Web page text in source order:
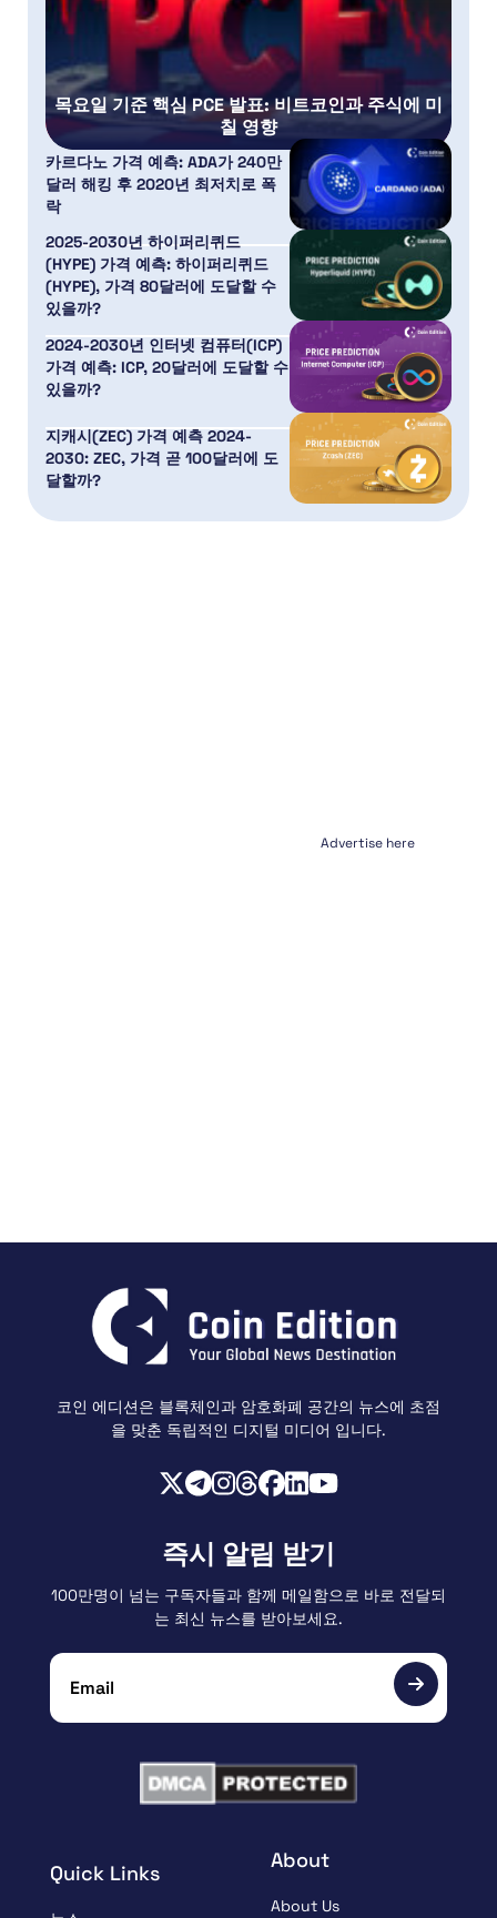
목요일 기준 핵심 PCE 발표: 비트코인과 주식에 미
칠 영향
카르다노 가격 예측: ADA가 240만
달러 해킹 후 2020년 최저치로 폭
락
2025-2030년 하이퍼리퀴드
(HYPE) 가격 예측: 하이퍼리퀴드
(HYPE), 가격 80달러에 도달할 수
있을까?
2024-2030년 인터넷 컴퓨터(ICP)
가격 예측: ICP, 20달러에 도달할 수
있을까?
지캐시(ZEC) 가격 예측 2024-
2030: ZEC, 가격 곧 100달러에 도
달할까?
Advertise here
코인 에디션은 블록체인과 암호화폐 공간의 뉴스에 초점
을 맞춘 독립적인 디지털 미디어 입니다.
Quick Links
About
About Us
즉시 알림 받기
100만명이 넘는 구독자들과 함께 메일함으로 바로 전달되
는 최신 뉴스를 받아보세요.